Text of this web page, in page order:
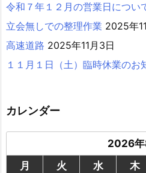
令和７年１２月の営業日につい
立会無しでの整理作業 2025年
高速道路 2025年11月3日
１１月１日（土）臨時休業のお
カレンダー
2026年
月
火 水 木